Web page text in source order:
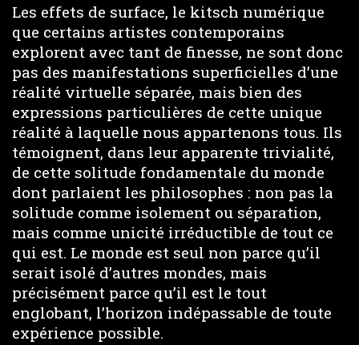
Les effets de surface, le kitsch numérique
que certains artistes contemporains
explorent avec tant de finesse, ne sont donc
pas des manifestations superficielles d’une
réalité virtuelle séparée, mais bien des
expressions particulières de cette unique
réalité à laquelle nous appartenons tous. Ils
témoignent, dans leur apparente trivialité,
de cette solitude fondamentale du monde
dont parlaient les philosophes : non pas la
solitude comme isolement ou séparation,
mais comme unicité irréductible de tout ce
qui est. Le monde est seul non parce qu’il
serait isolé d’autres mondes, mais
précisément parce qu’il est le tout
englobant, l’horizon indépassable de toute
expérience possible.